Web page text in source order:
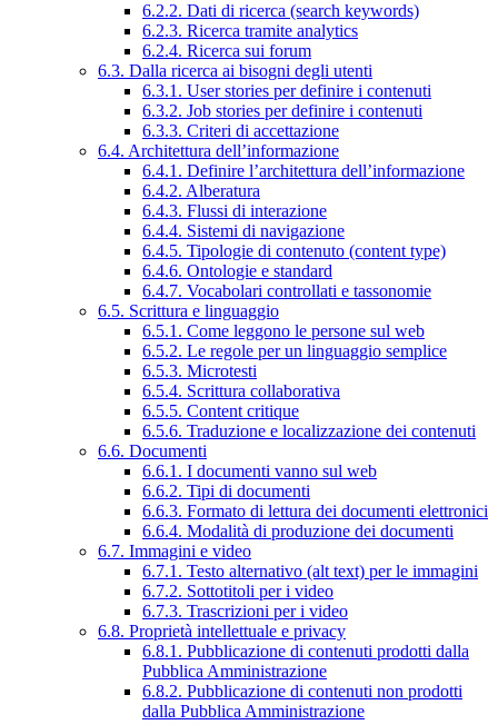
6.2.2. Dati di ricerca (search keywords)
6.2.3. Ricerca tramite analytics
6.2.4. Ricerca sui forum
6.3. Dalla ricerca ai bisogni degli utenti
6.3.1. User stories per definire i contenuti
6.3.2. Job stories per definire i contenuti
6.3.3. Criteri di accettazione
6.4. Architettura dell’informazione
6.4.1. Definire l’architettura dell’informazione
6.4.2. Alberatura
6.4.3. Flussi di interazione
6.4.4. Sistemi di navigazione
6.4.5. Tipologie di contenuto (content type)
6.4.6. Ontologie e standard
6.4.7. Vocabolari controllati e tassonomie
6.5. Scrittura e linguaggio
6.5.1. Come leggono le persone sul web
6.5.2. Le regole per un linguaggio semplice
6.5.3. Microtesti
6.5.4. Scrittura collaborativa
6.5.5. Content critique
6.5.6. Traduzione e localizzazione dei contenuti
6.6. Documenti
6.6.1. I documenti vanno sul web
6.6.2. Tipi di documenti
6.6.3. Formato di lettura dei documenti elettronici
6.6.4. Modalità di produzione dei documenti
6.7. Immagini e video
6.7.1. Testo alternativo (alt text) per le immagini
6.7.2. Sottotitoli per i video
6.7.3. Trascrizioni per i video
6.8. Proprietà intellettuale e privacy
6.8.1. Pubblicazione di contenuti prodotti dalla
Pubblica Amministrazione
6.8.2. Pubblicazione di contenuti non prodotti
dalla Pubblica Amministrazione